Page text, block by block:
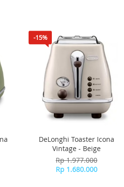
-15%
DeLonghi Toaster Icona
Vintage - Beige
Rp 1.977.000
Rp 1.680.000